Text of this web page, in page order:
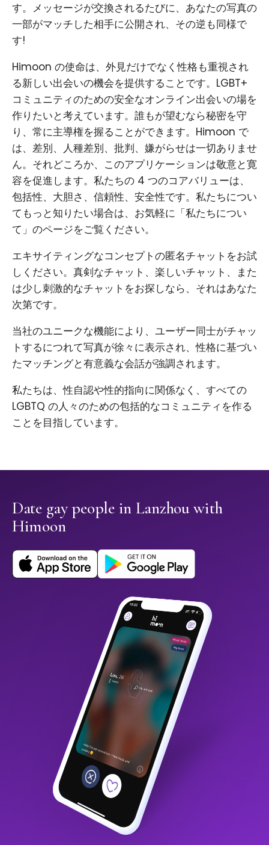
す。メッセージが交換されるたびに、あなたの写真の
一部がマッチした相手に公開され、その逆も同様で
す!
Himoon の使命は、外見だけでなく性格も重視され
る新しい出会いの機会を提供することです。LGBT+
コミュニティのための安全なオンライン出会いの場を
作りたいと考えています。誰もが望むなら秘密を守
り、常に主導権を握ることができます。Himoon で
は、差別、人種差別、批判、嫌がらせは一切ありませ
ん。それどころか、このアプリケーションは敬意と寛
容を促進します。私たちの 4 つのコアバリューは、
包括性、大胆さ、信頼性、安全性です。私たちについ
てもっと知りたい場合は、お気軽に「私たちについ
て」のページをご覧ください。
エキサイティングなコンセプトの匿名チャットをお試
しください。真剣なチャット、楽しいチャット、また
は少し刺激的なチャットをお探しなら、それはあなた
次第です。
当社のユニークな機能により、ユーザー同士がチャッ
トするにつれて写真が徐々に表示され、性格に基づい
たマッチングと有意義な会話が強調されます。
私たちは、性自認や性的指向に関係なく、すべての
LGBTQ の人々のための包括的なコミュニティを作る
ことを目指しています。
Date gay people in Lanzhou with
Himoon